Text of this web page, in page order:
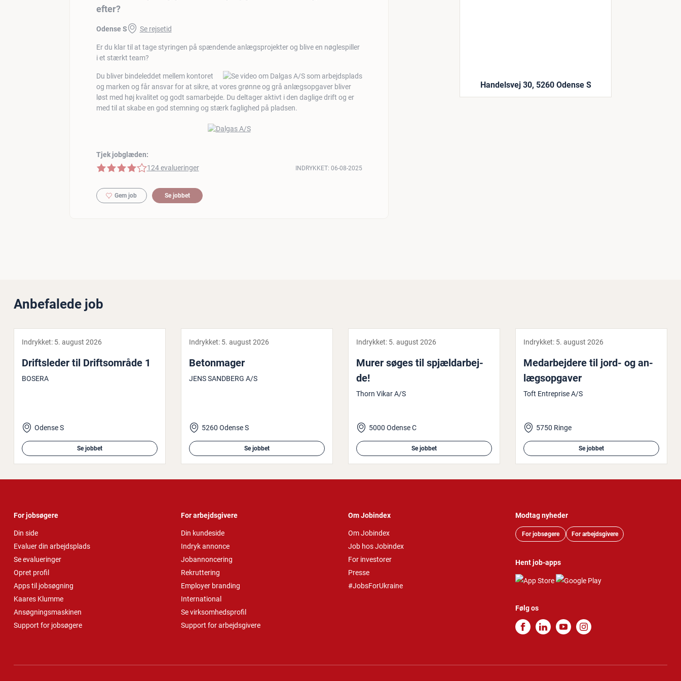
efter?
Odense S Se rejsetid
Er du klar til at tage styringen på spændende anlægsprojekter og blive en nøglespiller
i et stærkt team?
Du bliver bindeleddet mellem kontoret
og marken og får ansvar for at sikre, at vores grønne og grå anlægsopgaver bliver
løst med høj kvalitet og godt samarbejde. Du deltager aktivt i den daglige drift og er
med til at skabe en god stemning og stærk faglighed på pladsen.
Tjek jobglæden:
4 af 5 stjerner
124 evalueringer INDRYKKET: 06-08-2025
Gem job Se jobbet
Handelsvej 30, 5260 Odense S
Anbefalede job
Indrykket: 5. august 2026
Drifts­le­der til Drifts­om­rå­de 1
BOSERA
Odense S
Se jobbet
Indrykket: 5. august 2026
Be­ton­ma­ger
JENS SANDBERG A/S
5260 Odense S
Se jobbet
Indrykket: 5. august 2026
Murer søges til spjæl­d­ar­bej­
de!
Thorn Vikar A/S
5000 Odense C
Se jobbet
Indrykket: 5. august 2026
Me­d­ar­bej­de­re til jord- og an­
lægs­op­ga­ver
Toft Entreprise A/S
5750 Ringe
Se jobbet
For jobsøgere
Din side
Evaluer din arbejdsplads
Se evalueringer
Opret profil
Apps til jobsøgning
Kaares Klumme
Ansøgningsmaskinen
Support for jobsøgere
For arbejdsgivere
Din kundeside
Indryk annonce
Jobannoncering
Rekruttering
Employer branding
International
Se virksomhedsprofil
Support for arbejdsgivere
Om Jobindex
Om Jobindex
Job hos Jobindex
For investorer
Presse
#JobsForUkraine
Modtag nyheder
For jobsøgere For arbejdsgivere
Hent job-apps
Følg os